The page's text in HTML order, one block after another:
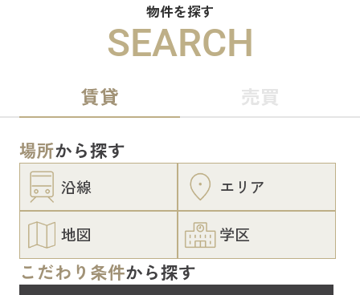
物件を探す
SEARCH
賃貸 売買
場所から探す
沿線 エリア
地図 学区
こだわり条件から探す